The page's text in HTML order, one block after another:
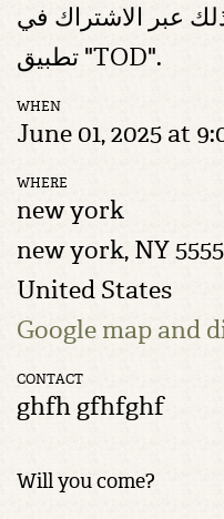
وذلك عبر الاشتراك في
تطبيق "TOD".
WHEN
June 01, 2025 at
WHERE
new york
new york, NY
United States
Google map and
CONTACT
ghfh gfhfghf
Will you come?